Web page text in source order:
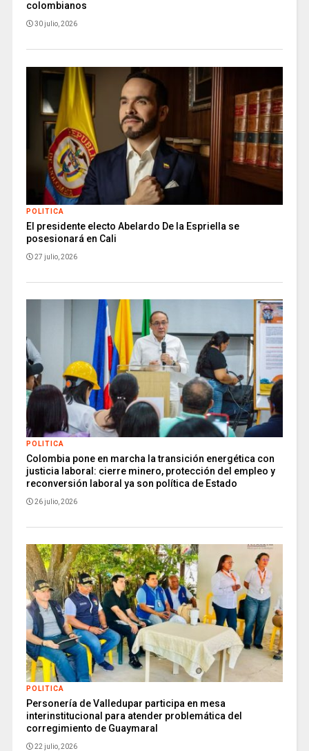
colombianos
30 julio, 2026
POLITICA
El presidente electo Abelardo De la Espriella se
posesionará en Cali
27 julio, 2026
POLITICA
Colombia pone en marcha la transición energética con
justicia laboral: cierre minero, protección del empleo y
reconversión laboral ya son política de Estado
26 julio, 2026
POLITICA
Personería de Valledupar participa en mesa
interinstitucional para atender problemática del
corregimiento de Guaymaral
22 julio, 2026